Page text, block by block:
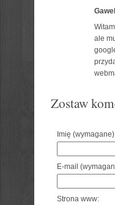
ale
Zostaw
Imię (wymagane)
E-mail
Strona www: